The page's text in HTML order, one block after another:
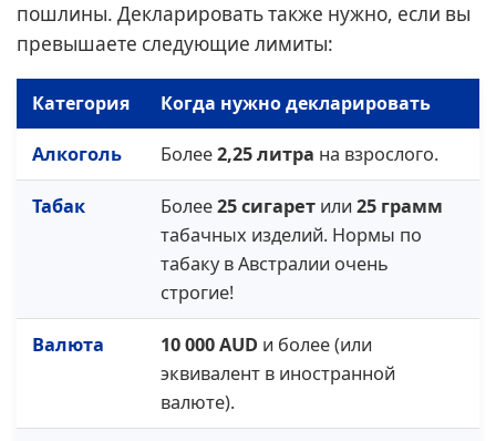
пошлины. Декларировать также нужно, если вы
превышаете следующие лимиты:
Категория Когда нужно декларировать
Алкоголь Более2,25 литра на взрослого.
Табак Более25 сигарет или 25 грамм
табачных изделий. Нормы по
табаку в Австралии очень
строгие!
Валюта 10 000 AUD и более (или
эквивалент в иностранной
валюте).